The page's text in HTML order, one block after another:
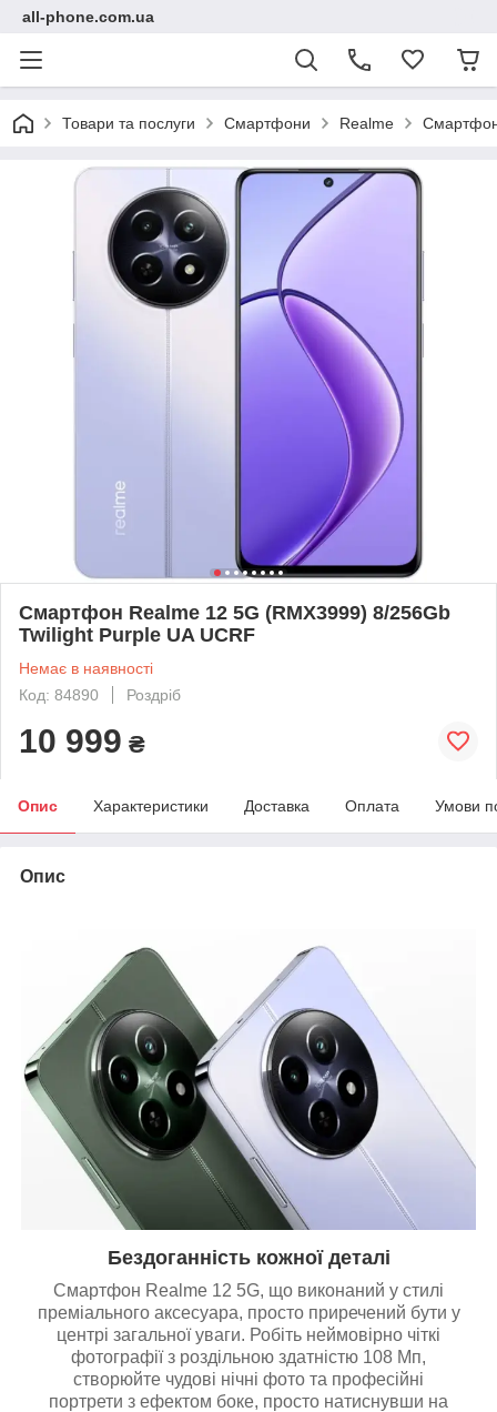
all-phone.com.ua
Товари та послуги Смартфони Realme
Смартфон Realme 12 5G (RMX3999) 8/256Gb
Twilight Purple UA UCRF
Немає в наявності
Код: 84890
Роздріб
10 999 ₴
Опис Характеристики Доставка Оплата Умови
Опис
Бездоганність кожної деталі
Смартфон Realme 12 5G, що виконаний у стилі
преміального аксесуара, просто приречений бути у
центрі загальної уваги. Робіть неймовірно чіткі
фотографії з роздільною здатністю 108 Мп,
створюйте чудові нічні фото та професійні
портрети з ефектом боке, просто натиснувши на